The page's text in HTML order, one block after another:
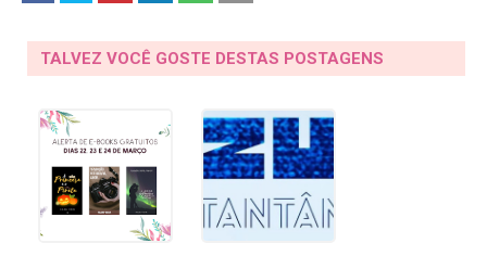
TALVEZ VOCÊ GOSTE DESTAS POSTAGENS